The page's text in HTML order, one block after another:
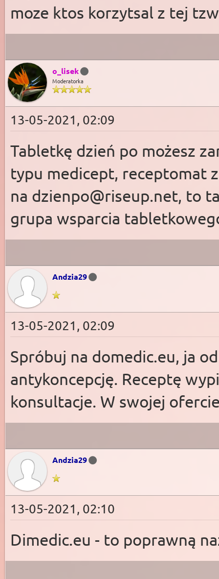
moze ktos korzytsal z tej
o_lisek
Moderatorka
13-05-2021, 02:09
Tabletkę dzień po możesz
typu medicept, receptomat
na dzienpo@riseup.net, to
grupa wsparcia
Andzia29
13-05-2021, 02:09
Spróbuj na domedic.eu, ja
antykoncepcję. Receptę
konsultacje. W swojej
Andzia29
13-05-2021, 02:10
Dimedic.eu - to poprawną